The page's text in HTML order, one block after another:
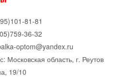
81-81
36-32
optom@yandex.ru
Московская область, г. Реутов
19/10